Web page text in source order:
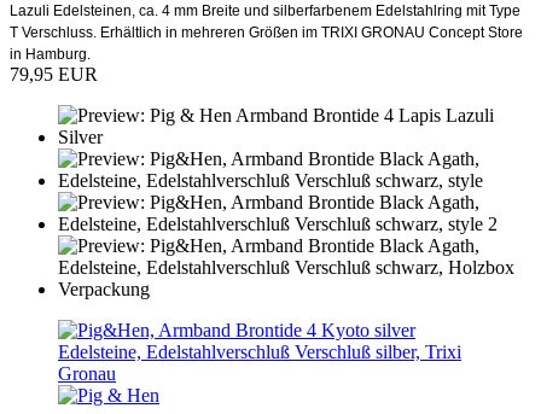
Lazuli Edelsteinen, ca. 4 mm Breite und silberfarbenem Edelstahlring mit Type
T Verschluss. Erhältlich in mehreren Größen im TRIXI GRONAU Concept Store
in Hamburg.
79,95 EUR